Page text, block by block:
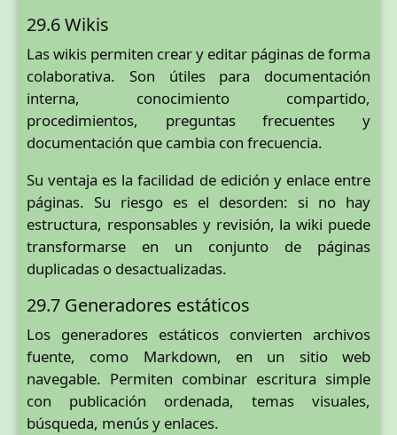
29.6 Wikis
Las wikis permiten crear y editar páginas de forma
colaborativa. Son útiles para documentación
interna, conocimiento compartido,
procedimientos, preguntas frecuentes y
documentación que cambia con frecuencia.
Su ventaja es la facilidad de edición y enlace entre
páginas. Su riesgo es el desorden: si no hay
estructura, responsables y revisión, la wiki puede
transformarse en un conjunto de páginas
duplicadas o desactualizadas.
29.7 Generadores estáticos
Los generadores estáticos convierten archivos
fuente, como Markdown, en un sitio web
navegable. Permiten combinar escritura simple
con publicación ordenada, temas visuales,
búsqueda, menús y enlaces.